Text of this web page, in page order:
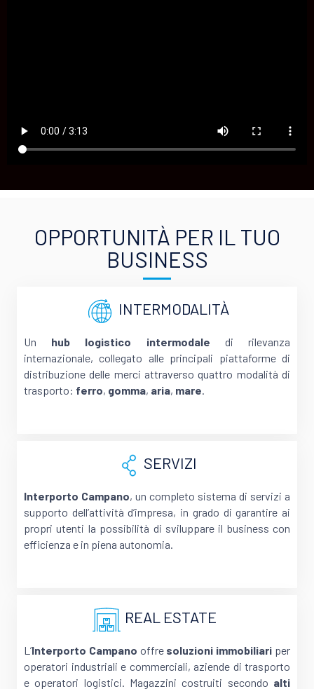
OPPORTUNITÀ PER IL TUO
BUSINESS
INTERMODALITÀ
Un hub logistico intermodale di rilevanza
internazionale, collegato alle principali piattaforme di
distribuzione delle merci attraverso quattro modalità di
trasporto: ferro, gomma, aria, mare.
SERVIZI
Interporto Campano, un completo sistema di servizi a
supporto dell’attività d’impresa, in grado di garantire ai
propri utenti la possibilità di sviluppare il business con
efficienza e in piena autonomia.
REAL ESTATE
L’Interporto Campano offre soluzioni immobiliari per
operatori industriali e commerciali, aziende di trasporto
e operatori logistici. Magazzini costruiti secondo alti